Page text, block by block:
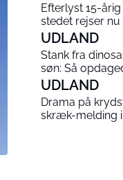
Efterlyst 15-
stedet rejser
UDLAND
Stank fra
søn: Så
UDLAND
Drama på
skræk-melding